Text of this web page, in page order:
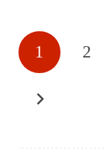
1 2